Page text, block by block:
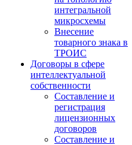
интегральной
микросхемы
Внесение
товарного знака в
ТРОИС
Договоры в сфере
интеллектуальной
собственности
Составление и
регистрация
лицензионных
договоров
Составление и